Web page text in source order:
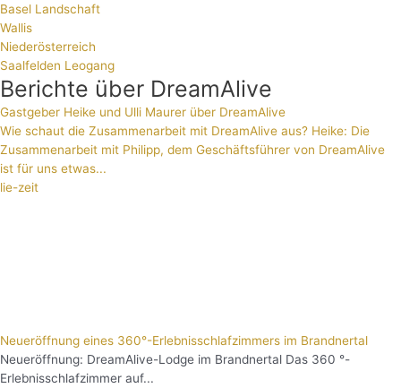
Basel Landschaft
Wallis
Niederösterreich
Saalfelden Leogang
Berichte über DreamAlive
Gastgeber Heike und Ulli Maurer über DreamAlive
Wie schaut die Zusammenarbeit mit DreamAlive aus? Heike: Die
Zusammenarbeit mit Philipp, dem Geschäftsführer von DreamAlive
ist für uns etwas...
lie-zeit
Neueröffnung eines 360°-Erlebnisschlafzimmers im Brandnertal
Neueröffnung: DreamAlive-Lodge im Brandnertal Das 360 °-
Erlebnisschlafzimmer auf...